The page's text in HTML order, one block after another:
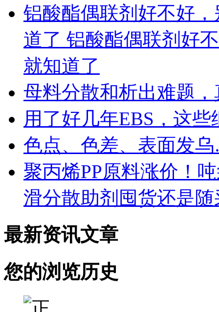
铝酸酯偶联剂好不好
道了 铝酸酯偶联剂好
就知道了
母料分散和析出难题
用了好几年EBS，这
色点、色差、表面发
聚丙烯PP原料涨价！
滑分散助剂囤货还是随
最新资讯文章
您的浏览历史